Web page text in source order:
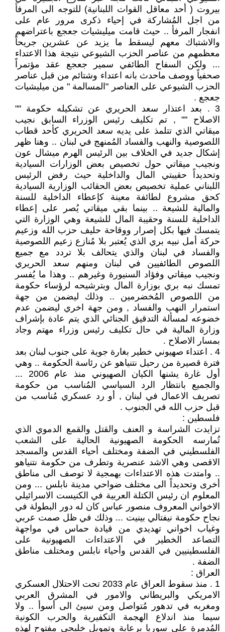
بيروت ( أحد معاقل القوات اللبنانية) للتوجه الى المرفأ
من اجل المُشاركة في إحياء ذكرى مرور عام على
انفجار المرفأ .. حيث قامت ميليشيات جعجع باعتراضهم
والاشتباك معهم ليسقط ما يزيد عن عشرين جريحاً
معظمهم من عناصر الحزب الشيوعي نتيجة هذا الاعتداء
... ولكن السفاح الطائفي سمير جعجع عقد مؤتمراً
صحفياً ووصف ماحدث بانه اعتداء وشتائم من قبل عناصر
الحزب الشيوعي على العناصر "المسالمة " من ميليشيات
جعجع .
3 . بعد اعتذار سعد الحريري عن تشكيله حكومة ""
الاصلاح "" , تم تكليف رئيس الوزراء السابق نجيب
ميقاتي الذي تتلمذ على يديه سعد الحريري كأحد قطاب
اللصوصية والنهب والفساد المُمنهج في لبنان .. وهنا ظهر
إشكال جديد في الخلاف بين الرئيس الهرم ميشال عون
ونجيب ميقاتي حول تخصيص بعض الوزارات السيادية
وتحديداً حقيبتي المال والداخلية حيث رفض الرئيس
اللبناني عملية تخصيص بعض الحقائب الوزارية السيادية
كحق مشروع لطائفة معينة كإعطاء الداخلية للسنة
والمالية للشيعة .. بينما بقي ميقاتي يُصر على إعطاء
الداخلية للسنة وحقيبة المال للشيعة وهي الوزارة التي
يتمسك فيها بكل إصرار ووقاحة حليف حزب الله وزعيم
حركة أمل نبيه بري الذي يُعتبر بلا مُنازع زعيم اللصوصية
والفساد في لبنان والذي يتحالف بلا تردد مع جميع
اللصوص الطائفيين في لبنان ومنهم سعد الحريري
ونجيب ميقاتي وفؤاد السنيورة وغيرهم .. وهذا ما يُفسر
تمسك نبه بري بوزارة المال وبترشيحه لرؤساء حكومة
من اللصوص المُخضرمين .. وذلك ليضمن من جهة
استمرار النهب والفساد , ومن جهة اخري ليضمن عدم
خضوعه لمسألة التدقيق الجنائي الذي يتم عادة بإشراف
وزارة المالية في حال تكليف رئيس وزراء مهتم وجاد
بمسار الاصلاح .
4 . اعتداء صهيوني خطير بغارة جوية على جنوب لبنان بعد
فترة قصيرة من رحيل نتنياهو عن رئاسة الحكومة .. وهي
أول غارة يشنها الكيان الصهيوني منذ عام 2006 ...
والجميع بانتظار الرد السياسي المُناسب من حكومة
تصريف الاعمال في لبنان , أو رد عسكري مُناسب من
قبل حزب الله في الجنوب .
فلسطين :
تزايدت الشراسة و العنف والقتل والقمع الدموي الذي
تُمارسه الحكومة الصهيونية الحالية على الشعب
الفلسطيني في الضفة ومختلف أحياء القدس والمسجد
الاقصى وهي الاشد عنصرية وتطرف من حكومة نتنياهو
.. وامتدت هذه الاعتداءات بهمجية لا توصف الى مناطق
أخرى وتحديداً الى مختلف ضواحي مدينة نابلس ... ومن
المعلوم ان رئيس الكتلة العربية في الكنيست الاسرائيلي
الاخواني المعروف منصور عباس كان له دور البطولة في
نجاح حكومة نيفتالي بينيت ... وذلك في ظل صمت عربي
وغياب اخواني تهديدي من قيادة حماس في مواجهة
التصاعد الخطير في الاعتداءات الصهيونية على
الفلسطينيين في القدس وأحياء نابلس ومختلف مناطق
الضفة .
العراق :
1 . منذ سقوط العراق عام 2033 تحت الاحتلال العسكري
الامريكي والبريطاني والامور في المشرق العربي
ومغربه في تدهور مُتواصل ومن سيئ الى أسوأ .. ولا
سيما منذ اندلاع الهجمة التكفيرية والحرب الكونية
المُدمرة على سوريا برعاية وتمويل خليجي مفتوح لهذه